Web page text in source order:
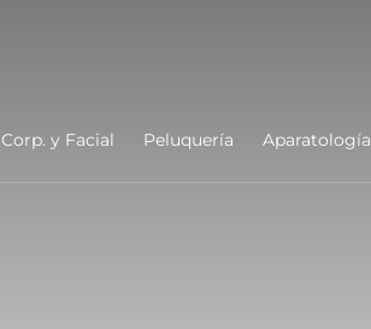
Corp. y Facial Peluquería Aparatología